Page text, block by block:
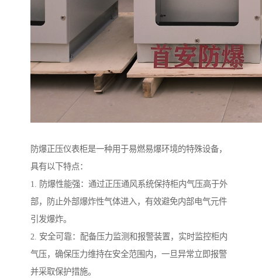
防爆正压仪表柜是一种用于易燃易爆环境的特殊设备，
具有以下特点：
1. 防爆性能强：通过正压通风系统保持柜内气压高于外
部，防止外部爆炸性气体进入，有效避免内部电气元件
引发爆炸。
2. 安全可靠：配备压力监测和报警装置，实时监控柜内
气压，确保压力维持在安全范围内，一旦异常立即报警
并采取保护措施。